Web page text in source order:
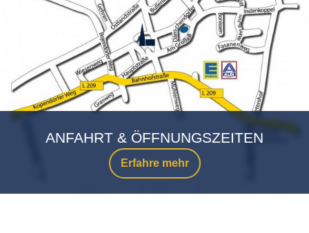
Erfahre mehr
ANFAHRT & ÖFFNUNGSZEITEN